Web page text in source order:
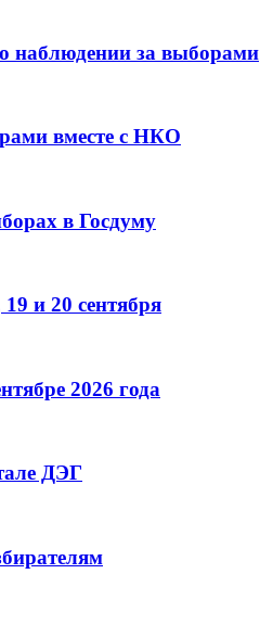
наблюдении за выборами
вместе с НКО
в Госдуму
и 20 сентября
2026 года
ДЭГ